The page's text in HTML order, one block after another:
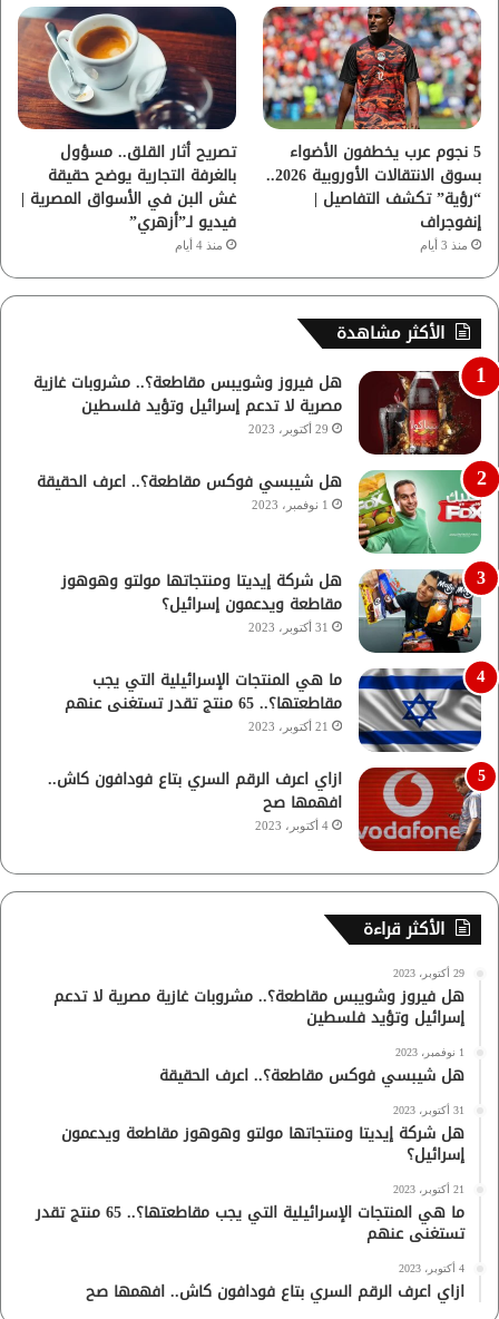
5 نجوم عرب يخطفون الأضواء
بسوق الانتقالات الأوروبية 2026..
“رؤية” تكشف التفاصيل |
إنفوجراف
منذ 3 أيام
تصريح أثار القلق.. مسؤول
بالغرفة التجارية يوضح حقيقة
غش البن في الأسواق المصرية |
فيديو لـ”أزهري”
منذ 4 أيام
الأكثر مشاهدة
هل فيروز وشويبس مقاطعة؟.. مشروبات غازية
مصرية لا تدعم إسرائيل وتؤيد فلسطين
29 أكتوبر، 2023
هل شيبسي فوكس مقاطعة؟.. اعرف الحقيقة
1 نوفمبر، 2023
هل شركة إيديتا ومنتجاتها مولتو وهوهوز
مقاطعة ويدعمون إسرائيل؟
31 أكتوبر، 2023
ما هي المنتجات الإسرائيلية التي يجب
مقاطعتها؟.. 65 منتج تقدر تستغنى عنهم
21 أكتوبر، 2023
ازاي اعرف الرقم السري بتاع فودافون كاش..
افهمها صح
4 أكتوبر، 2023
الأكثر قراءة
29 أكتوبر، 2023
هل فيروز وشويبس مقاطعة؟.. مشروبات غازية مصرية لا تدعم
إسرائيل وتؤيد فلسطين
1 نوفمبر، 2023
هل شيبسي فوكس مقاطعة؟.. اعرف الحقيقة
31 أكتوبر، 2023
هل شركة إيديتا ومنتجاتها مولتو وهوهوز مقاطعة ويدعمون
إسرائيل؟
21 أكتوبر، 2023
ما هي المنتجات الإسرائيلية التي يجب مقاطعتها؟.. 65 منتج تقدر
تستغنى عنهم
4 أكتوبر، 2023
ازاي اعرف الرقم السري بتاع فودافون كاش.. افهمها صح